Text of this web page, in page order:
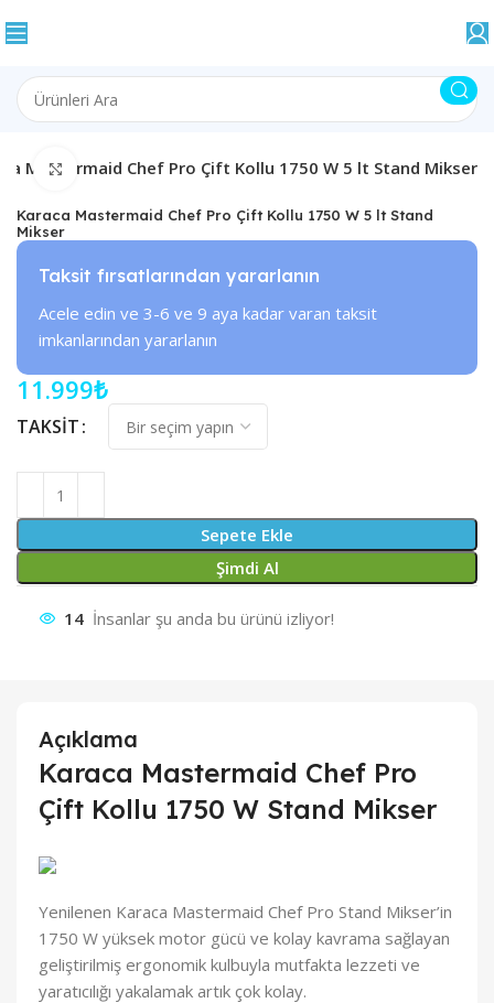
Mastermaid Chef Pro Çift Kollu 1750 W 5 lt Stand Mikser
Büyütmek için tıklayın
Karaca Mastermaid Chef Pro Çift Kollu 1750 W 5 lt Stand
Mikser
Taksit fırsatlarından yararlanın
Acele edin ve 3-6 ve 9 aya kadar varan taksit
imkanlarından yararlanın
11.999₺
TAKSIT
Sepete Ekle
Şimdi Al
14 İnsanlar şu anda bu ürünü izliyor!
Açıklama
Karaca Mastermaid Chef Pro
Çift Kollu 1750 W Stand Mikser
Yenilenen Karaca Mastermaid Chef Pro Stand Mikser’in
1750 W yüksek motor gücü ve kolay kavrama sağlayan
geliştirilmiş ergonomik kulbuyla mutfakta lezzeti ve
yaratıcılığı yakalamak artık çok kolay.